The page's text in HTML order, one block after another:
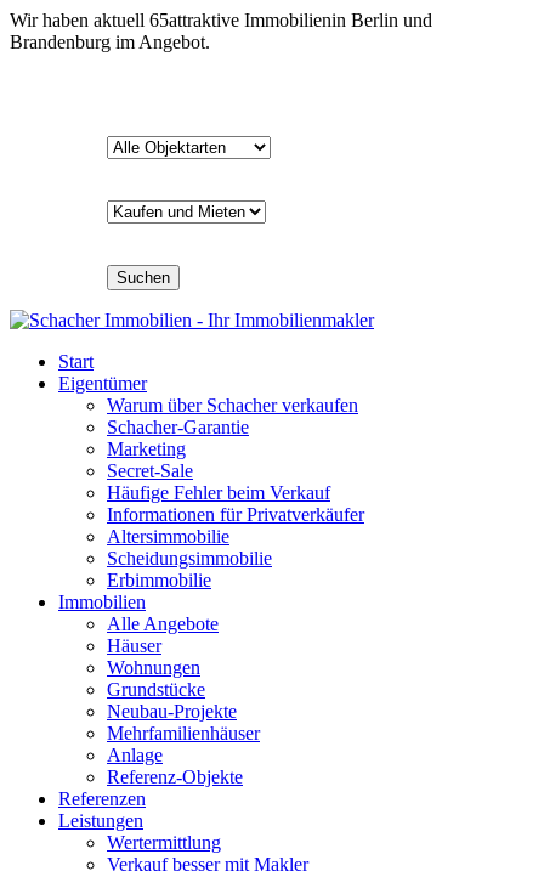
Wir haben aktuell 65attraktive Immobilienin Berlin und
Brandenburg im Angebot.
Suchen
Start
Eigentümer
Warum über Schacher verkaufen
Schacher-Garantie
Marketing
Secret-Sale
Häufige Fehler beim Verkauf
Informationen für Privatverkäufer
Altersimmobilie
Scheidungsimmobilie
Erbimmobilie
Immobilien
Alle Angebote
Häuser
Wohnungen
Grundstücke
Neubau-Projekte
Mehrfamilienhäuser
Anlage
Referenz-Objekte
Referenzen
Leistungen
Wertermittlung
Verkauf besser mit Makler